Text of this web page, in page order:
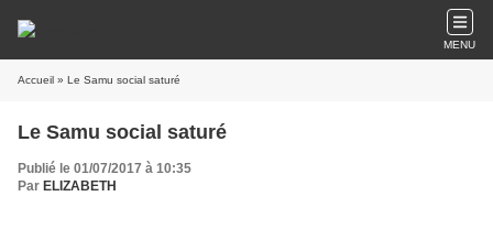
MENU
Accueil » Le Samu social saturé
Le Samu social saturé
Publié le 01/07/2017 à 10:35
Par ELIZABETH